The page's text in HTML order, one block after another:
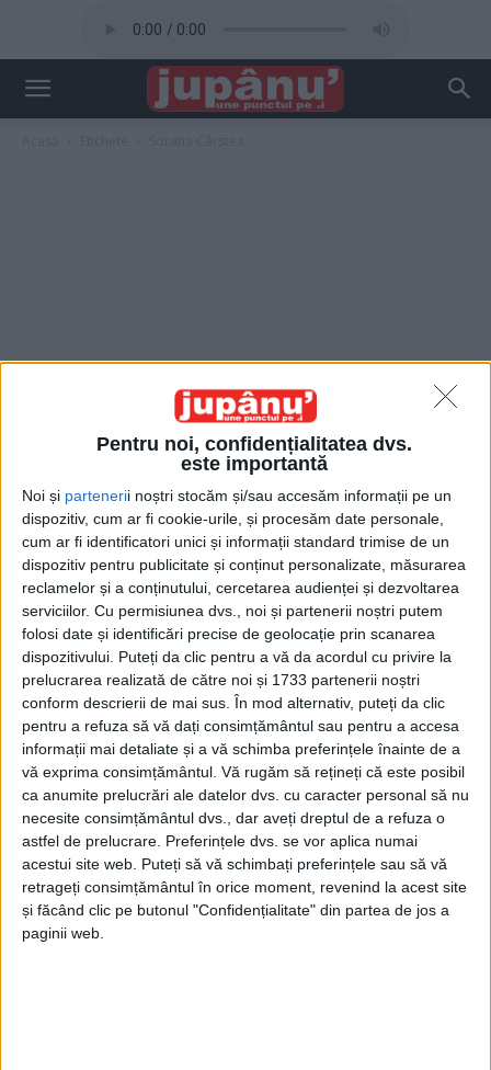
Pentru noi, confidențialitatea dvs.
este importantă
Noi și partenerii noștri stocăm și/sau accesăm informații pe un
dispozitiv, cum ar fi cookie-urile, și procesăm date personale,
cum ar fi identificatori unici și informații standard trimise de un
dispozitiv pentru publicitate și conținut personalizate, măsurarea
reclamelor și a conținutului, cercetarea audienței și dezvoltarea
serviciilor. Cu permisiunea dvs., noi și partenerii noștri putem
folosi date și identificări precise de geolocație prin scanarea
dispozitivului. Puteți da clic pentru a vă da acordul cu privire la
prelucrarea realizată de către noi și 1733 partenerii noștri
conform descrierii de mai sus. În mod alternativ, puteți da clic
pentru a refuza să vă dați consimțământul sau pentru a accesa
informații mai detaliate și a vă schimba preferințele înainte de a
vă exprima consimțământul. Vă rugăm să rețineți că este posibil
ca anumite prelucrări ale datelor dvs. cu caracter personal să nu
necesite consimțământul dvs., dar aveți dreptul de a refuza o
astfel de prelucrare. Preferințele dvs. se vor aplica numai
acestui site web. Puteți să vă schimbați preferințele sau să vă
retrageți consimțământul în orice moment, revenind la acest site
și făcând clic pe butonul "Confidențialitate" din partea de jos a
paginii web.
Etichetă: Sorana Cârstea
Altă nefăcută, pur românească
Doru Popovici - 18 februarie 2021